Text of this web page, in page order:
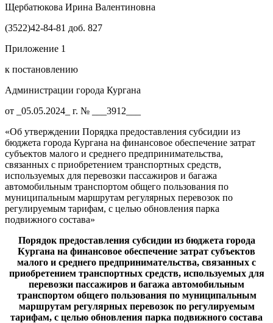
Щербатюкова Ирина Валентиновна
(3522)42-84-81 доб. 827
Приложение 1
к постановлению
Администрации города Кургана
от _05.05.2024_ г. № ___3912___
«Об утверждении Порядка предоставления субсидии из
бюджета города Кургана на финансовое обеспечение затрат
субъектов малого и среднего предпринимательства,
связанных с приобретением транспортных средств,
используемых для перевозки пассажиров и багажа
автомобильным транспортом общего пользования по
муниципальным маршрутам регулярных перевозок по
регулируемым тарифам, с целью обновления парка
подвижного состава»
Порядок предоставления субсидии из бюджета города
Кургана на финансовое обеспечение затрат субъектов
малого и среднего предпринимательства, связанных с
приобретением транспортных средств, используемых для
перевозки пассажиров и багажа автомобильным
транспортом общего пользования по муниципальным
маршрутам регулярных перевозок по регулируемым
тарифам, с целью обновления парка подвижного состава